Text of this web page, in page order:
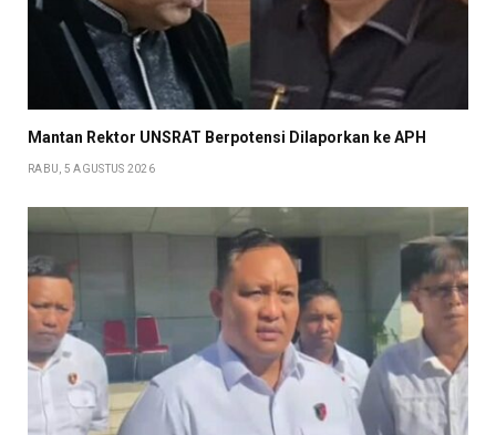
Mantan Rektor UNSRAT Berpotensi Dilaporkan ke APH
RABU, 5 AGUSTUS 2026